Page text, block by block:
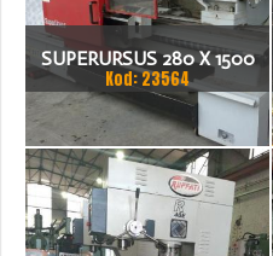
SUPERURSUS 280 X 1500
TOKARKA
Kod: 23564